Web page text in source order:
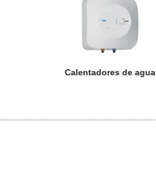
Calentadores de agua